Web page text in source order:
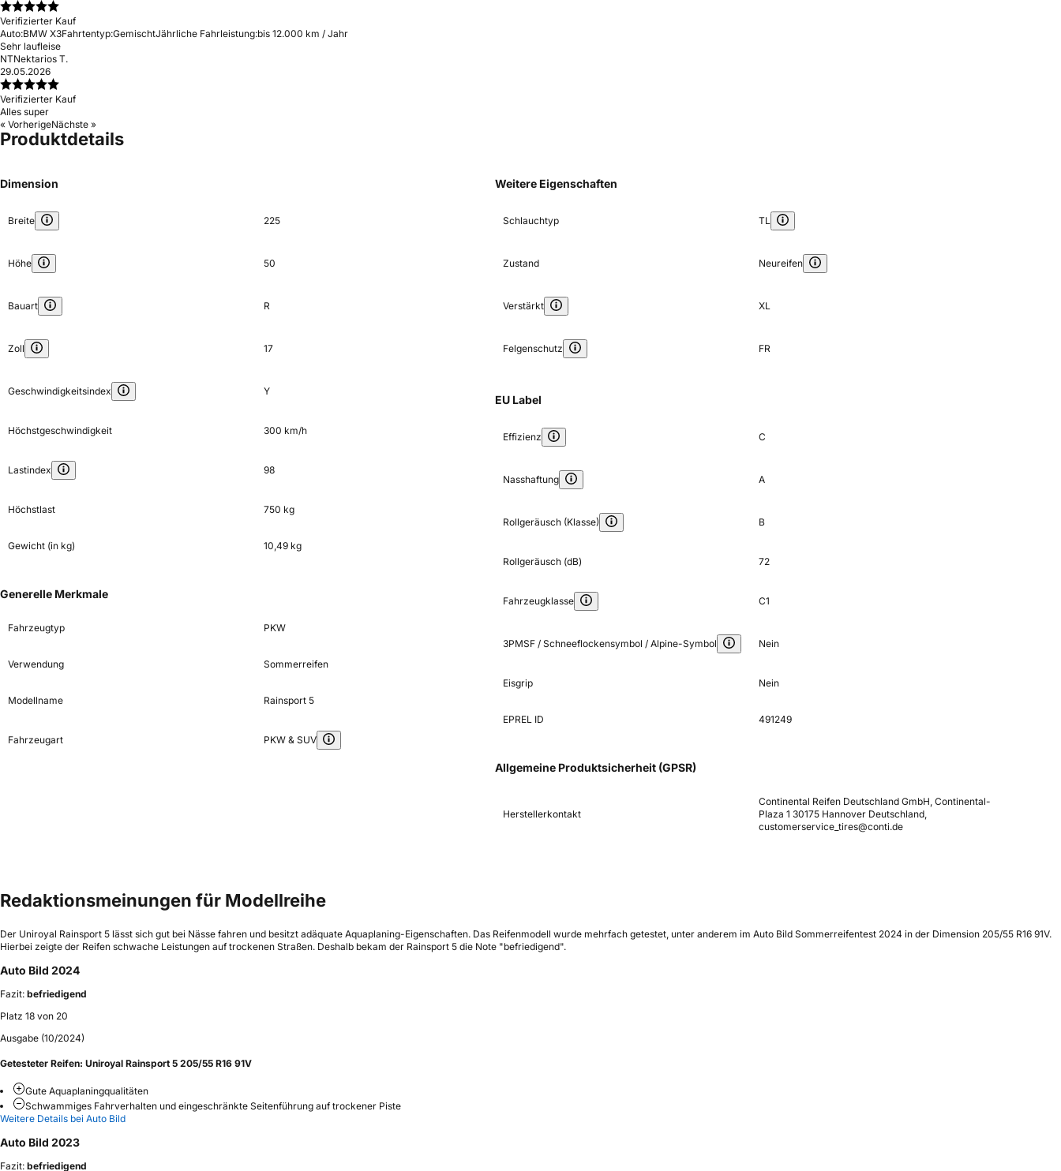
Verifizierter Kauf
Auto:BMW X3Fahrtentyp:GemischtJährliche Fahrleistung:bis 12.000 km / Jahr
Sehr laufleise
NTNektarios T.
29.05.2026
Verifizierter Kauf
Alles super
« VorherigeNächste »
Produktdetails
Dimension
Breite 225
Höhe 50
Bauart R
Zoll 17
Geschwindigkeitsindex Y
Höchstgeschwindigkeit 300 km/h
Lastindex 98
Höchstlast 750 kg
Gewicht (in kg) 10,49 kg
Generelle Merkmale
Fahrzeugtyp PKW
Verwendung Sommerreifen
Modellname Rainsport 5
Fahrzeugart PKW & SUV
Weitere Eigenschaften
Schlauchtyp TL
Zustand Neureifen
Verstärkt XL
Felgenschutz FR
EU Label
Effizienz C
Nasshaftung A
Rollgeräusch (Klasse) B
Rollgeräusch (dB) 72
Fahrzeugklasse C1
3PMSF / Schneeflockensymbol / Alpine-Symbol Nein
Eisgrip Nein
EPREL ID 491249
Allgemeine Produktsicherheit (GPSR)
Herstellerkontakt
Continental Reifen Deutschland GmbH, Continental-
Plaza 1 30175 Hannover Deutschland,
customerservice_tires@conti.de
Redaktionsmeinungen für Modellreihe
Der Uniroyal Rainsport 5 lässt sich gut bei Nässe fahren und besitzt adäquate Aquaplaning-Eigenschaften. Das Reifenmodell wurde mehrfach getestet, unter anderem im Auto Bild Sommerreifentest 2024 in der Dimension 205/55 R16 91V.
Hierbei zeigte der Reifen schwache Leistungen auf trockenen Straßen. Deshalb bekam der Rainsport 5 die Note "befriedigend".
Auto Bild 2024
Fazit: befriedigend
Platz 18 von 20
Ausgabe (10/2024)
Getesteter Reifen: Uniroyal Rainsport 5 205/55 R16 91V
Gute Aquaplaningqualitäten
Schwammiges Fahrverhalten und eingeschränkte Seitenführung auf trockener Piste
Weitere Details bei Auto Bild
Auto Bild 2023
Fazit: befriedigend